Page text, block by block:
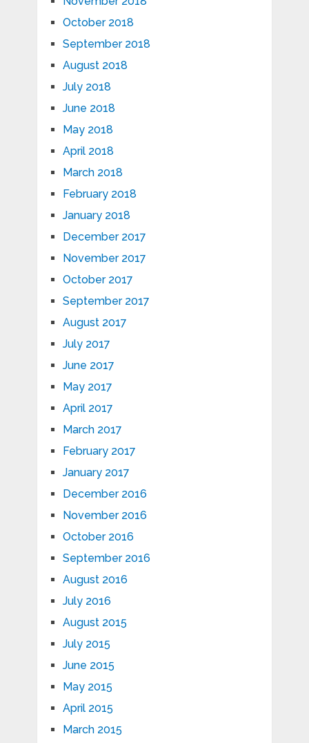
October 2018
September 2018
August 2018
July 2018
June 2018
May 2018
April 2018
March 2018
February 2018
January 2018
December 2017
November 2017
October 2017
September 2017
August 2017
July 2017
June 2017
May 2017
April 2017
March 2017
February 2017
January 2017
December 2016
November 2016
October 2016
September 2016
August 2016
July 2016
August 2015
July 2015
June 2015
May 2015
April 2015
March 2015